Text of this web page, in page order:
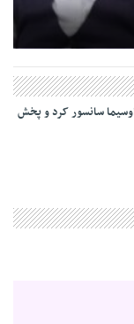
سانسور کرد و پخش